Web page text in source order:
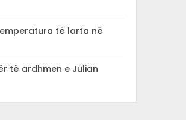
të larta në
të ardhmen e Julian